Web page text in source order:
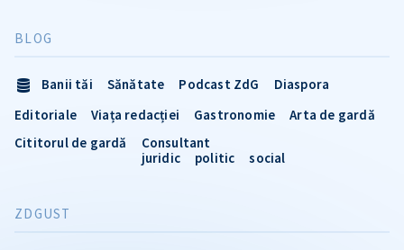
BLOG
Banii tăi Sănătate Podcast ZdG
Diaspora
Editoriale
Viața redacției Gastronomie
Arta de gardă
Cititorul de gardă
Consultant
juridic
politic social
ZDGUST